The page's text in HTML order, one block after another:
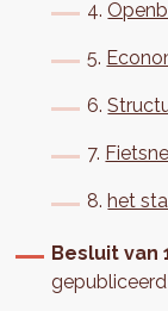
4.
5.
6.
7.
8.het
Besluit van
gepubliceerd